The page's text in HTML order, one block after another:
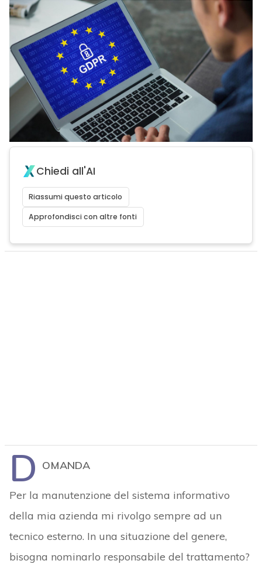
Chiedi all'AI
Riassumi questo articolo
Approfondisci con altre fonti
D OMANDA
Per la manutenzione del sistema informativo
della mia azienda mi rivolgo sempre ad un
tecnico esterno. In una situazione del genere,
bisogna nominarlo responsabile del trattamento?